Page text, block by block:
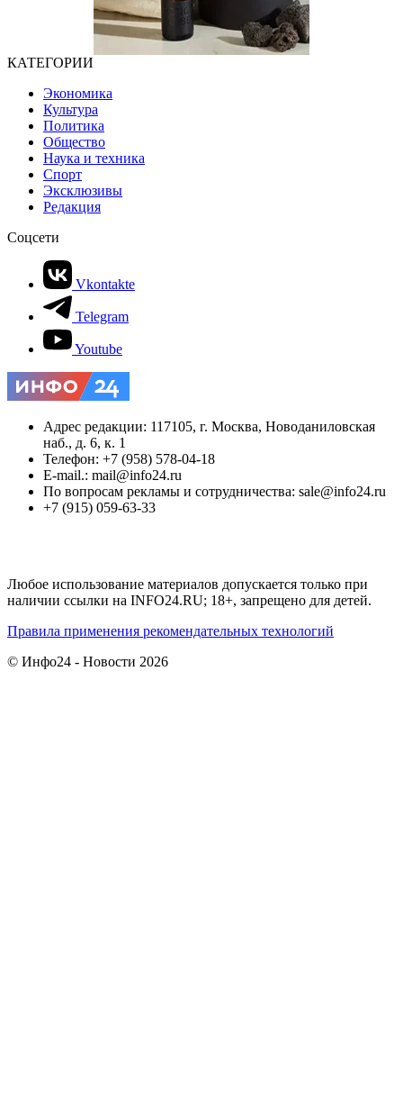
КАТЕГОРИИ
Экономика
Культура
Политика
Общество
Наука и техника
Спорт
Эксклюзивы
Редакция
Соцсети
Vkontakte
Telegram
Youtube
Адрес редакции: 117105, г. Москва, Новоданиловская
наб., д. 6, к. 1
Телефон: +7 (958) 578-04-18
E-mail.: mail@info24.ru
По вопросам рекламы и сотрудничества: sale@info24.ru
+7 (915) 059-63-33
Любое использование материалов допускается только при
наличии ссылки на INFO24.RU; 18+, запрещено для детей.
Правила применения рекомендательных технологий
© Инфо24 - Новости 2026